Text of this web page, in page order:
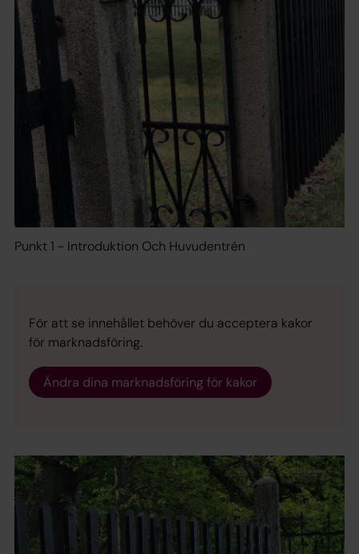
Punkt 1 - Introduktion Och Huvudentrén
För att se innehållet behöver du acceptera kakor
för marknadsföring.
Ändra dina marknadsföring för kakor